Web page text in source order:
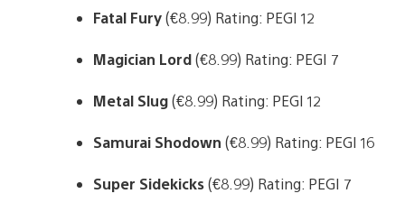
Fatal Fury(€8.99) Rating: PEGI 12
Magician Lord(€8.99) Rating: PEGI 7
Metal Slug(€8.99) Rating: PEGI 12
Samurai Shodown (€8.99) Rating: PEGI 16
Super Sidekicks(€8.99) Rating: PEGI 7